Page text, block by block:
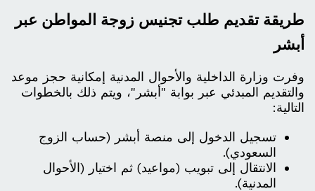
طريقة تقديم طلب تجنيس زوجة المواطن عبر
أبشر
وفرت وزارة الداخلية والأحوال المدنية إمكانية حجز موعد
والتقديم المبدئي عبر بوابة "أبشر"، ويتم ذلك بالخطوات
التالية:
تسجيل الدخول إلى منصة أبشر (حساب الزوج
السعودي).
الانتقال إلى تبويب (مواعيد) ثم اختيار (الأحوال
المدنية).